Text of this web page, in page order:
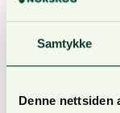
Samtykke
Denne nettsiden
tiden
– er en både
Rom og tillit i